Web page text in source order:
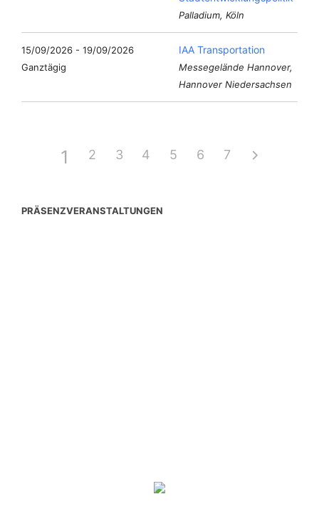
Palladium, Köln
15/09/2026 - 19/09/2026
Ganztägig
IAA Transportation
Messegelände Hannover,
Hannover Niedersachsen
1 2 3 4 5 6 7
PRÄSENZVERANSTALTUNGEN